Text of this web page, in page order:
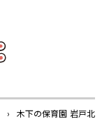
› 木下の保育園 岩戸北